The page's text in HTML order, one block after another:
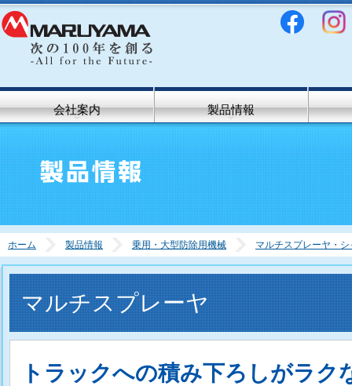
会社案内 製品情報
ホーム 製品情報 乗用・大型防除用機械 マルチスプレーヤ・
マルチスプレーヤ
トラックへの積み下ろしがラク